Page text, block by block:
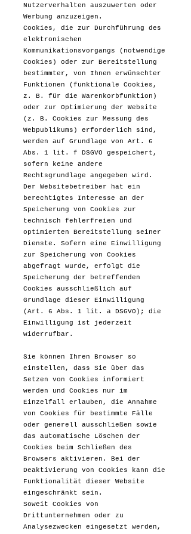
Nutzerverhalten auszuwerten oder
Werbung anzuzeigen.
Cookies, die zur Durchführung des
elektronischen
Kommunikationsvorgangs (notwendige
Cookies) oder zur Bereitstellung
bestimmter, von Ihnen erwünschter
Funktionen (funktionale Cookies,
z. B. für die Warenkorbfunktion)
oder zur Optimierung der Website
(z. B. Cookies zur Messung des
Webpublikums) erforderlich sind,
werden auf Grundlage von Art. 6
Abs. 1 lit. f DSGVO gespeichert,
sofern keine andere
Rechtsgrundlage angegeben wird.
Der Websitebetreiber hat ein
berechtigtes Interesse an der
Speicherung von Cookies zur
technisch fehlerfreien und
optimierten Bereitstellung seiner
Dienste. Sofern eine Einwilligung
zur Speicherung von Cookies
abgefragt wurde, erfolgt die
Speicherung der betreffenden
Cookies ausschließlich auf
Grundlage dieser Einwilligung
(Art. 6 Abs. 1 lit. a DSGVO); die
Einwilligung ist jederzeit
widerrufbar.
Sie können Ihren Browser so
einstellen, dass Sie über das
Setzen von Cookies informiert
werden und Cookies nur im
Einzelfall erlauben, die Annahme
von Cookies für bestimmte Fälle
oder generell ausschließen sowie
das automatische Löschen der
Cookies beim Schließen des
Browsers aktivieren. Bei der
Deaktivierung von Cookies kann die
Funktionalität dieser Website
eingeschränkt sein.
Soweit Cookies von
Drittunternehmen oder zu
Analysezwecken eingesetzt werden,